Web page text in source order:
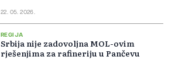
22. 05. 2026.
REGIJA
Srbija nije zadovoljna MOL-ovim
rješenjima za rafineriju u Pančevu